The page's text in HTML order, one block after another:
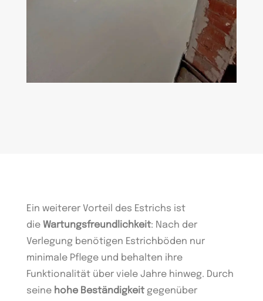
Ein weiterer Vorteil des Estrichs ist
die Wartungsfreundlichkeit: Nach der
Verlegung benötigen Estrichböden nur
minimale Pflege und behalten ihre
Funktionalität über viele Jahre hinweg. Durch
seine hohe Beständigkeitgegenüber